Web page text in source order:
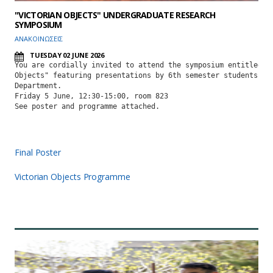
"VICTORIAN OBJECTS" UNDERGRADUATE RESEARCH
SYMPOSIUM
ΑΝΑΚΟΙΝΩΣΕΙΣ
TUESDAY 02 JUNE 2026
You are cordially invited to attend the symposium entitled
Objects" featuring presentations by 6th semester students
Department.
Friday 5 June, 12:30-15:00, room 823
Final Poster
Victorian Objects Programme